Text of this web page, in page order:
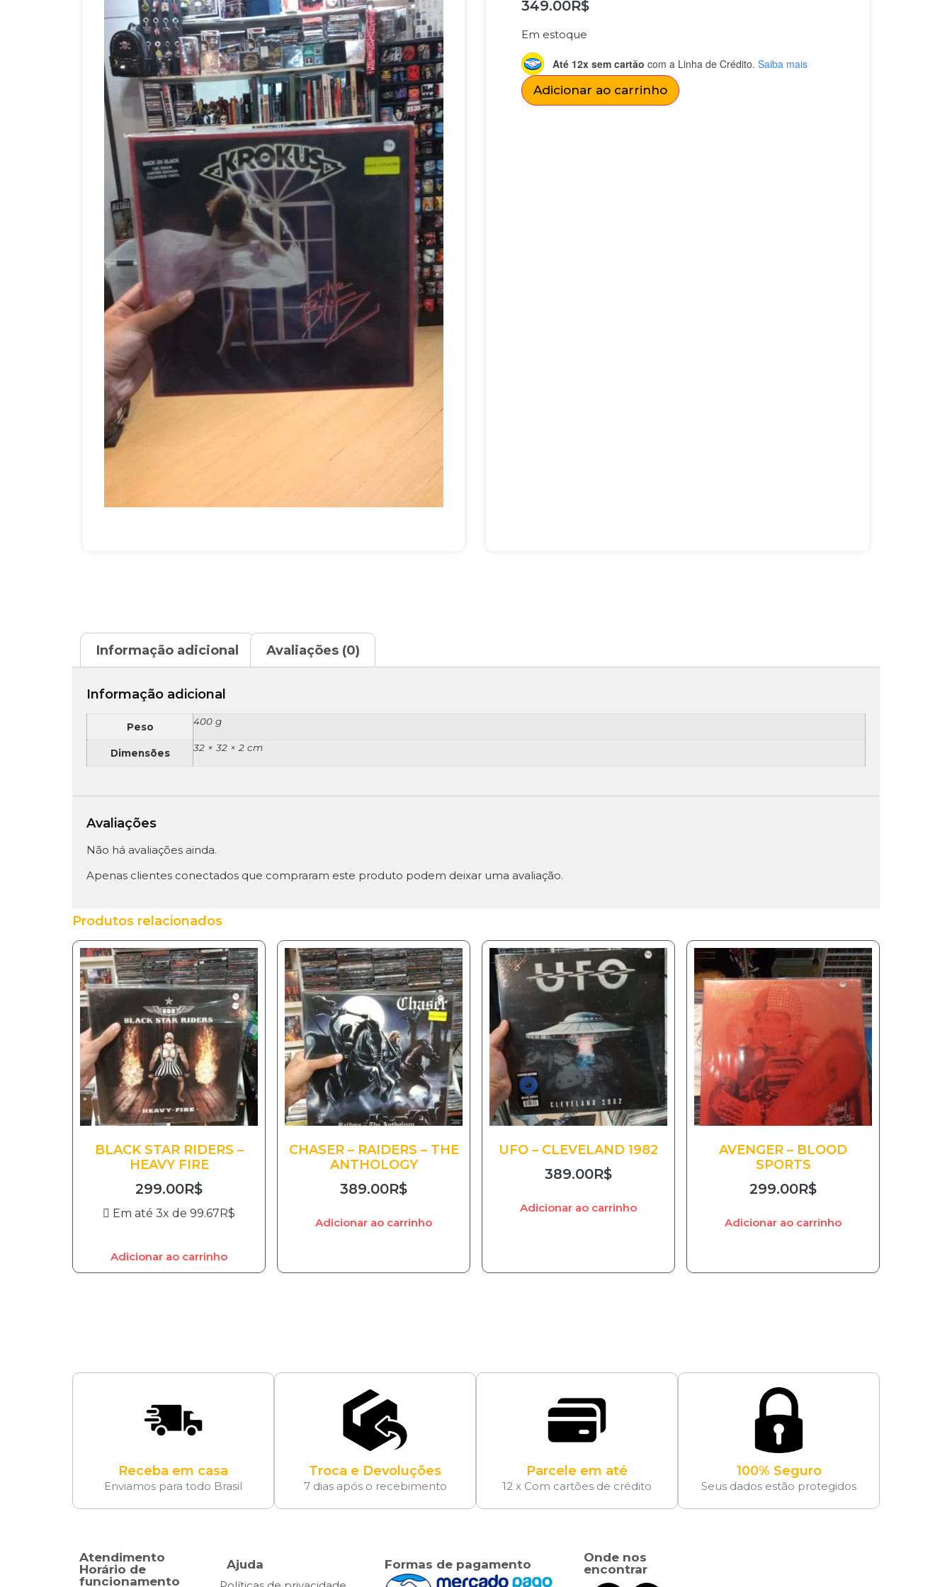
349.00R$
Em estoque
Até 12x sem cartão com a Linha de Crédito. Saiba mais
Adicionar ao carrinho
Informação adicional Avaliações (0)
Informação adicional
Peso 400 g
Dimensões 32 × 32 × 2 cm
Avaliações
Não há avaliações ainda.
Apenas clientes conectados que compraram este produto podem deixar uma avaliação.
Produtos relacionados
BLACK STAR RIDERS –
HEAVY FIRE
299.00R$
Em até 3x de 99.67R$
Adicionar ao carrinho
CHASER – RAIDERS – THE
ANTHOLOGY
389.00R$
Adicionar ao carrinho
UFO – CLEVELAND 1982
389.00R$
Adicionar ao carrinho
AVENGER – BLOOD
SPORTS
299.00R$
Adicionar ao carrinho
Receba em casa
Enviamos para todo Brasil
Troca e Devoluções
7 dias após o recebimento
Parcele em até
12 x Com cartões de crédito
100% Seguro
Seus dados estão protegidos
Atendimento
Horário de
funcionamento
Ajuda Formas de pagamento
Onde nos
encontrar